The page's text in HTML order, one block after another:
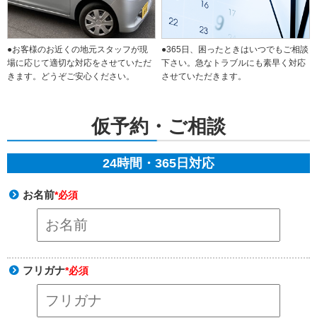
●お客様のお近くの地元スタッフが現
場に応じて適切な対応をさせていただ
きます。どうぞご安心ください。
●365日、困ったときはいつでもご相談
下さい。急なトラブルにも素早く対応
させていただきます。
仮予約・ご相談
24時間・365日対応
お名前*必須
フリガナ*必須